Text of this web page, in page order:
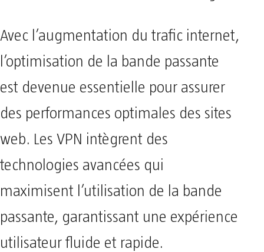
Avec l’augmentation du trafic internet,
l’optimisation de la bande passante
est devenue essentielle pour assurer
des performances optimales des sites
web. Les VPN intègrent des
technologies avancées qui
maximisent l’utilisation de la bande
passante, garantissant une expérience
utilisateur fluide et rapide.